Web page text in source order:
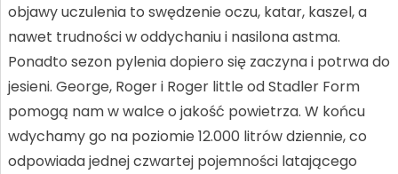
objawy uczulenia to swędzenie oczu, katar, kaszel, a
nawet trudności w oddychaniu i nasilona astma.
Ponadto sezon pylenia dopiero się zaczyna i potrwa do
jesieni. George, Roger i Roger little od Stadler Form
pomogą nam w walce o jakość powietrza. W końcu
wdychamy go na poziomie 12.000 litrów dziennie, co
odpowiada jednej czwartej pojemności latającego